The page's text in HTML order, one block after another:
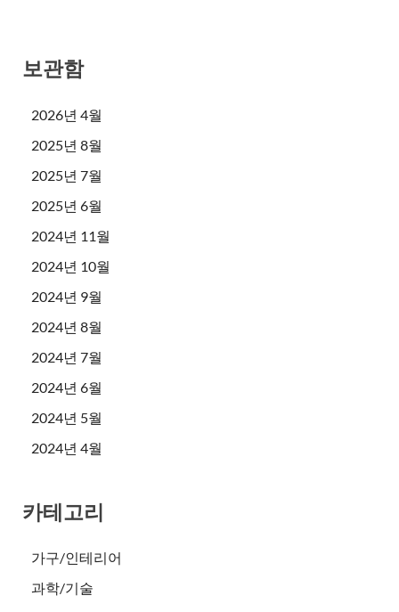
보관함
2026년 4월
2025년 8월
2025년 7월
2025년 6월
2024년 11월
2024년 10월
2024년 9월
2024년 8월
2024년 7월
2024년 6월
2024년 5월
2024년 4월
카테고리
가구/인테리어
과학/기술